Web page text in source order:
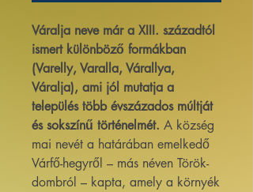
Váralja neve már a XIII. századtól
ismert különböző formákban
(Varelly, Varalla, Várallya,
Váralja), ami jól mutatja a
település több évszázados múltját
és sokszínű történelmét. A község
mai nevét a határában emelkedő
Várfő-hegyről – más néven Török-
dombról – kapta, amely a környék